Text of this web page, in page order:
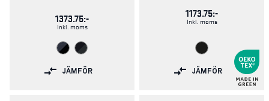
1373.75:-
Inkl. moms
JÄMFÖR
1173.75:-
Inkl. moms
JÄMFÖR